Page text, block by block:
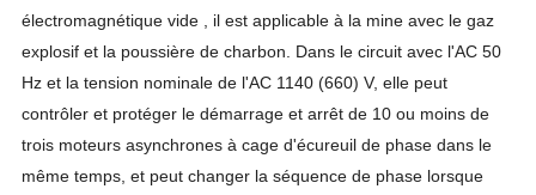
électromagnétique vide , il est applicable à la mine avec le gaz
explosif et la poussière de charbon. Dans le circuit avec l'AC 50
Hz et la tension nominale de l'AC 1140 (660) V, elle peut
contrôler et protéger le démarrage et arrêt de 10 ou moins de
trois moteurs asynchrones à cage d'écureuil de phase dans le
même temps, et peut changer la séquence de phase lorsque